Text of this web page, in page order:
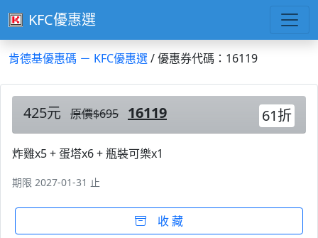
KFC優惠選
肯德基優惠碼 － KFC優惠選/ 優惠券代碼：16119
425元 原價$695 16119 61折
炸雞x5 + 蛋塔x6 + 瓶裝可樂x1
期限 2027-01-31 止
收 藏